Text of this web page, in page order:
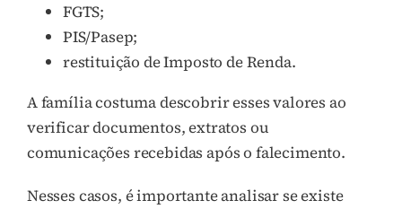
FGTS;
PIS/Pasep;
restituição de Imposto de Renda.
A família costuma descobrir esses valores ao
verificar documentos, extratos ou
comunicações recebidas após o falecimento.
Nesses casos, é importante analisar se existe